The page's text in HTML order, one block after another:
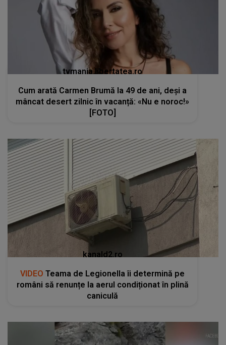
tvmania.libertatea.ro
Cum arată Carmen Brumă la 49 de ani, deși a
mâncat desert zilnic în vacanță: «Nu e noroc!»
[FOTO]
kanald2.ro
VIDEO Teama de Legionella îi determină pe
români să renunțe la aerul condiționat în plină
caniculă